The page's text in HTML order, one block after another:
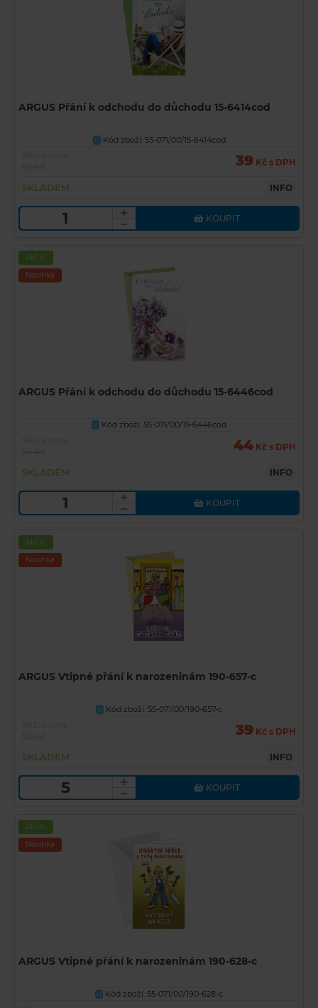
ARGUS Přání k odchodu do důchodu 15-6414cod
U Kód zboží: 55-071/00/15-6414cod
39 Kč s DPH
SKLADEM INFO
KOUPIT
Akční
Novinka
ARGUS Přání k odchodu do důchodu 15-6446cod
U
Kód zboží: 55-071/00/15-6446cod
44 Kč s DPH
SKLADEM INFO
KOUPIT
Akční
Novinka
ARGUS Vtipné přání k narozeninám 190-657-c
U
Kód zboží: 55-071/00/190-657-c
39 Kč s DPH
SKLADEM INFO
KOUPIT
Akční
Novinka
ARGUS Vtipné přání k narozeninám 190-628-c
U
Kód zboží: 55-071/00/190-628-c